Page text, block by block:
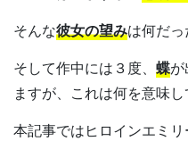
そんな彼女の望みは何だっ
そして作中には３度、 蝶
ますが、これは何を意味し
本記事ではヒロインエミ